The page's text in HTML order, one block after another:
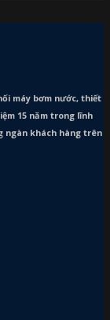
máy bơm nước, thiết
15 năm trong lĩnh
ngàn khách hàng trên